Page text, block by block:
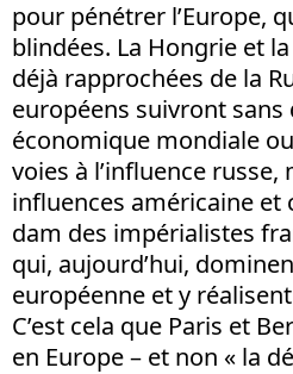
pour pénétrer l’Europe,
blindées. La Hongrie et
déjà rapprochées de la
européens suivront sans
économique mondiale
voies à l’influence russe,
influences américaine et
dam des impérialistes
qui, aujourd’hui,
européenne et y
C’est cela que Paris et
en Europe – et non « la